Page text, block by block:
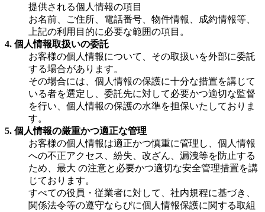
提供される個人情報の項目
お名前、ご住所、電話番号、物件情報、成約情報等、
上記の利用目的に必要な範囲の項目。
4. 個人情報取扱いの委託
お客様の個人情報について、その取扱いを外部に委託
する場合があります。
その場合には、個人情報の保護に十分な措置を講じて
いる者を選定し、委託先に対して必要かつ適切な監督
を行い、個人情報の保護の水準を担保いたしておりま
す。
5. 個人情報の厳重かつ適正な管理
お客様の個人情報は適正かつ慎重に管理し、個人情報
への不正アクセス、紛失、改ざん、漏洩等を防止する
ため、最大 の注意と必要かつ適切な安全管理措置を講
じております。
すべての役員・従業者に対して、社内規程に基づき、
関係法令等の遵守ならびに個人情報保護に関する取組